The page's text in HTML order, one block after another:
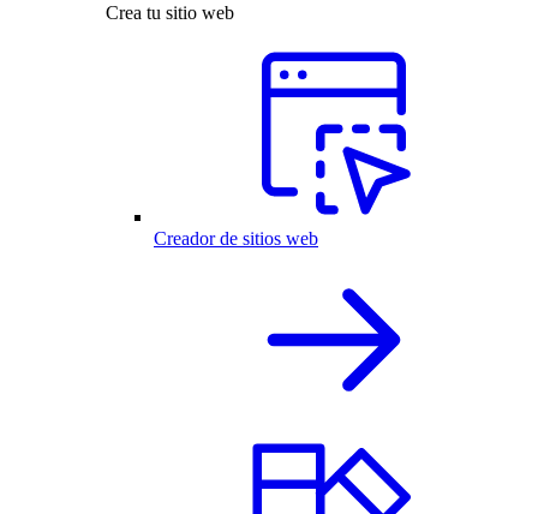
Crea tu sitio web
Creador de sitios web